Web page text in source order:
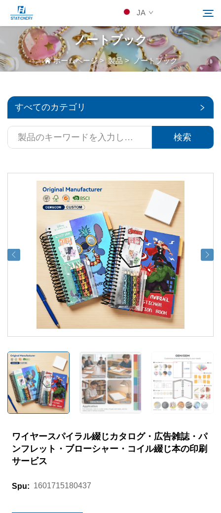
JA
製品
カスタムソリューション
リソース
Kontakuto Us
検索
ノートブック
ホームページ>製品> ノートブック
すべてのカテゴリ
検索
ワイヤースパイラル綴じカタログ・広告雑誌・パ
ンフレット・ブローシャー・コイル綴じ本の印刷
サービス
Spu: 1601715180437